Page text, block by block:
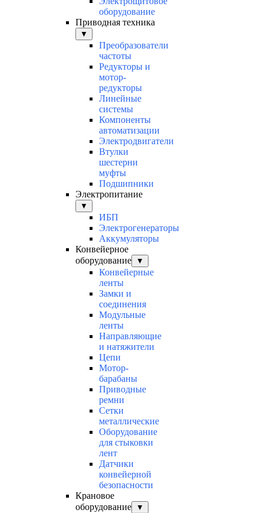
оборудование
Приводная техника
▼
Преобразователи
частоты
Редукторы и
мотор-
редукторы
Линейные
системы
Компоненты
автоматизации
Электродвигатели
Втулки
шестерни
муфты
Подшипники
Электропитание
▼
ИБП
Электрогенераторы
Аккумуляторы
Конвейерное
оборудование
▼
Конвейерные
ленты
Замки и
соединения
Модульные
ленты
Направляющие
и натяжители
Цепи
Мотор-
барабаны
Приводные
ремни
Сетки
металлические
Оборудование
для стыковки
лент
Датчики
конвейерной
безопасности
Крановое
оборудование
▼